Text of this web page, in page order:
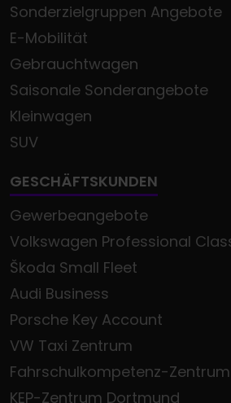
Sonderzielgruppen Angebote
E-Mobilität
Gebrauchtwagen
Saisonale Sonderangebote
Kleinwagen
SUV
GESCHÄFTSKUNDEN
Gewerbeangebote
Volkswagen Professional
Škoda Small Fleet
Audi Business
Porsche Key Account
VW Taxi Zentrum
Fahrschulkompetenz-Zentrum
KEP-Zentrum Dortmund